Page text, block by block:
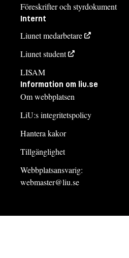
Föreskrifter och styrdokument
Internt
Liunet medarbetare
Liunet student
LISAM
Information om liu.se
Om webbplatsen
LiU:s integritetspolicy
Hantera kakor
Tillgänglighet
Webbplatsansvarig:
webmaster@liu.se